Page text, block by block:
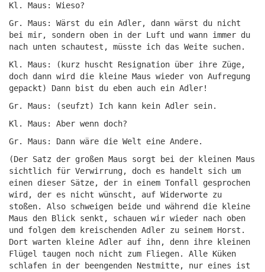
Kl. Maus: Wieso?
Gr. Maus: Wärst du ein Adler, dann wärst du nicht
bei mir, sondern oben in der Luft und wann immer du
nach unten schautest, müsste ich das Weite suchen.
Kl. Maus: (kurz huscht Resignation über ihre Züge,
doch dann wird die kleine Maus wieder von Aufregung
gepackt) Dann bist du eben auch ein Adler!
Gr. Maus: (seufzt) Ich kann kein Adler sein.
Kl. Maus: Aber wenn doch?
Gr. Maus: Dann wäre die Welt eine Andere.
(Der Satz der großen Maus sorgt bei der kleinen Maus
sichtlich für Verwirrung, doch es handelt sich um
einen dieser Sätze, der in einem Tonfall gesprochen
wird, der es nicht wünscht, auf Widerworte zu
stoßen. Also schweigen beide und während die kleine
Maus den Blick senkt, schauen wir wieder nach oben
und folgen dem kreischenden Adler zu seinem Horst.
Dort warten kleine Adler auf ihn, denn ihre kleinen
Flügel taugen noch nicht zum Fliegen. Alle Küken
schlafen in der beengenden Nestmitte, nur eines ist